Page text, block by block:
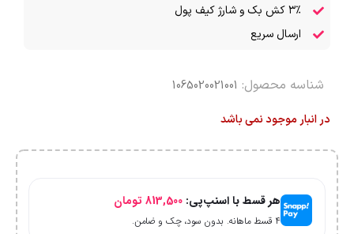
۳٪ کش بک و شارژ کیف پول
ارسال سریع
شناسه محصول: 1065020021001
در انبار موجود نمی باشد
هر قسط با اسنپ‌پی: 813,500 تومان
۴ قسط ماهانه. بدون سود، چک و ضامن.